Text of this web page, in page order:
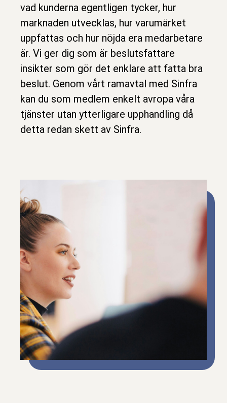
vad kunderna egentligen tycker, hur
marknaden utvecklas, hur varumärket
uppfattas och hur nöjda era medarbetare
är. Vi ger dig som är beslutsfattare
insikter som gör det enklare att fatta bra
beslut. Genom vårt ramavtal med Sinfra
kan du som medlem enkelt avropa våra
tjänster utan ytterligare upphandling då
detta redan skett av Sinfra.